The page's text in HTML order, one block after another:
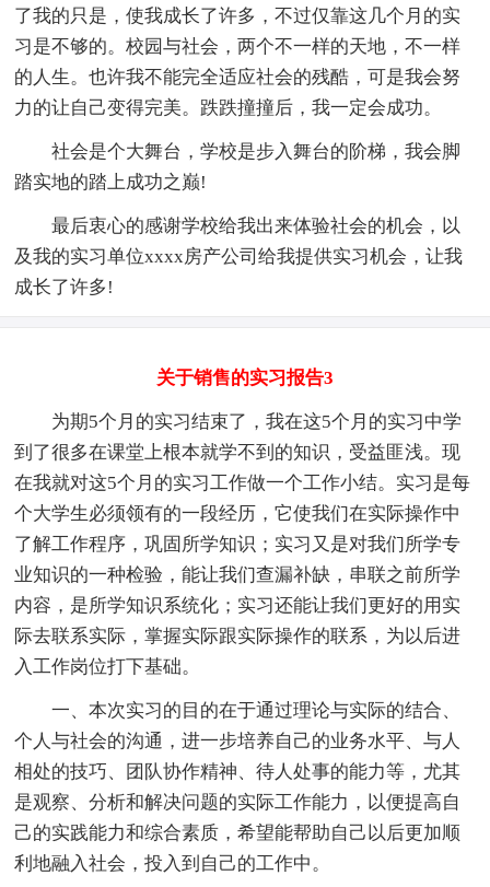
了我的只是，使我成长了许多，不过仅靠这几个月的实
习是不够的。校园与社会，两个不一样的天地，不一样
的人生。也许我不能完全适应社会的残酷，可是我会努
力的让自己变得完美。跌跌撞撞后，我一定会成功。
社会是个大舞台，学校是步入舞台的阶梯，我会脚
踏实地的踏上成功之巅!
最后衷心的感谢学校给我出来体验社会的机会，以
及我的实习单位xxxx房产公司给我提供实习机会，让我
成长了许多!
关于销售的实习报告3
为期5个月的实习结束了，我在这5个月的实习中学
到了很多在课堂上根本就学不到的知识，受益匪浅。现
在我就对这5个月的实习工作做一个工作小结。实习是每
个大学生必须领有的一段经历，它使我们在实际操作中
了解工作程序，巩固所学知识；实习又是对我们所学专
业知识的一种检验，能让我们查漏补缺，串联之前所学
内容，是所学知识系统化；实习还能让我们更好的用实
际去联系实际，掌握实际跟实际操作的联系，为以后进
入工作岗位打下基础。
一、本次实习的目的在于通过理论与实际的结合、
个人与社会的沟通，进一步培养自己的业务水平、与人
相处的技巧、团队协作精神、待人处事的能力等，尤其
是观察、分析和解决问题的实际工作能力，以便提高自
己的实践能力和综合素质，希望能帮助自己以后更加顺
利地融入社会，投入到自己的工作中。